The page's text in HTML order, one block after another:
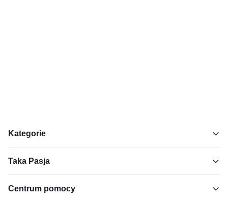
Kategorie
Taka Pasja
Centrum pomocy